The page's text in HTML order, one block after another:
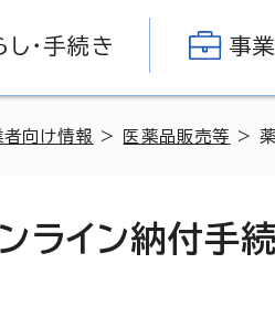
し・手続き 事
者向け情報 > 医薬品販売等 > 薬
ライン納付手